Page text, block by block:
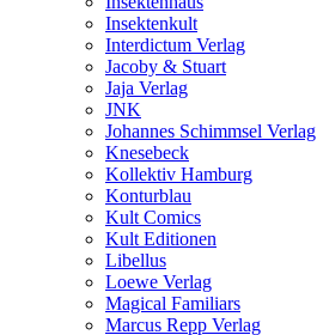
Insektenkult
Interdictum Verlag
Jacoby & Stuart
Jaja Verlag
JNK
Johannes Schimmsel Verlag
Knesebeck
Kollektiv Hamburg
Konturblau
Kult Comics
Kult Editionen
Libellus
Loewe Verlag
Magical Familiars
Marcus Repp Verlag